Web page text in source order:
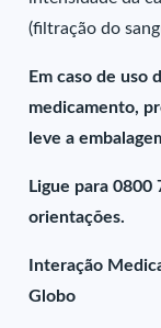
(filtração do
Em caso de uso
medicamento,
leve a
Ligue para 0800
orientações.
Interação
Globo